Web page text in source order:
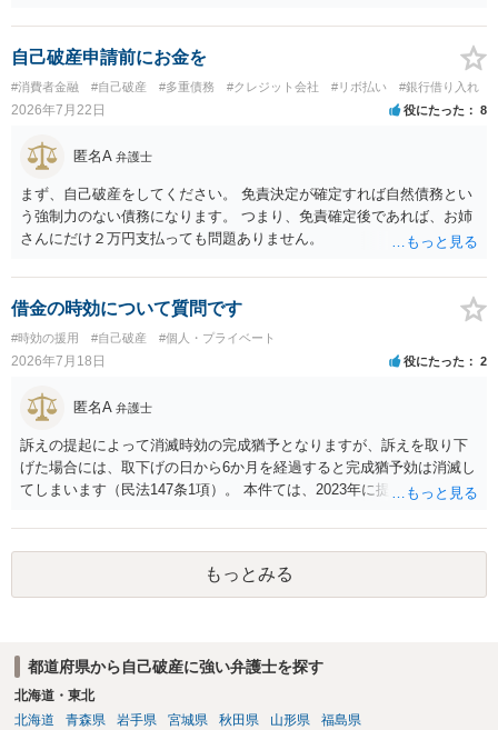
自己破産申請前にお金を
#消費者金融 #自己破産 #多重債務 #クレジット会社 #リボ払い #銀行借り入れ
2026年7月22日 役にたった 8
匿名A 弁護士
まず、自己破産をしてください。 免責決定が確定すれば自然債務とい
う強制力のない債務になります。 つまり、免責確定後であれば、お姉
さんにだけ２万円支払っても問題ありません。
借金の時効について質問です
#時効の援用 #自己破産 #個人・プライベート
2026年7月18日 役にたった 2
匿名A 弁護士
訴えの提起によって消滅時効の完成猶予となりますが、訴えを取り下
げた場合には、取下げの日から6か月を経過すると完成猶予効は消滅し
てしまいます（民法147条1項）。 本件ては、2023年に提訴された債権
権者については取下げ日から6か月以内に再提訴しなければやはり時効
は更新しないことになります。ただし、消滅時効の起算点は、不払い
日ではなく期限の利益喪失日（通常は所定の分割の支払期日から1～2
か月程度経過しても支払いがなければ一括返済可能という契約になっ
もっとみる
都道府県から自己破産に強い弁護士を探す
北海道・東北
北海道
青森県 岩手県 宮城県 秋田県 山形県 福島県